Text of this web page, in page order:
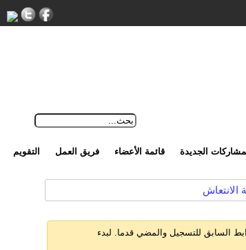
الجديدة قائمة الأعضاء فريق العمل التقويم
الانتعاش
السابق للتسجيل والمضي قدما. لبدء